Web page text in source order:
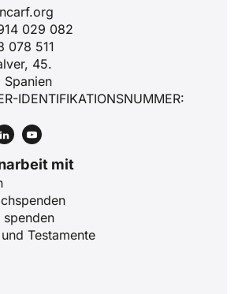
029 082
078 511
45.
IDENTIFIKATIONSNUMMER:
mit
spenden
Testamente